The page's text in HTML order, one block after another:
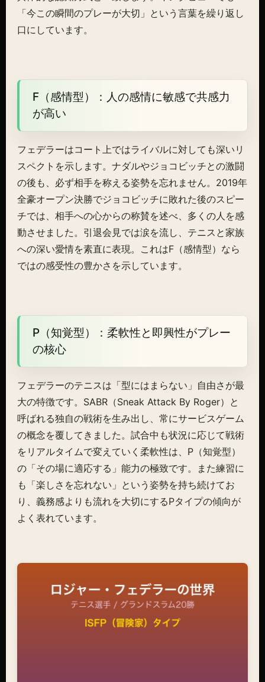
「今この瞬間のプレーが大切」という言葉を繰り返し
口にしています。
F（感情型）：人の感情に敏感で共感力
が高い
フェデラーはコート上ではライバルに対しても深いリ
スペクトを示します。ナダルやジョコビッチとの激闘
の後も、必ず相手を称える姿勢を忘れません。2019年
全豪オープン決勝でジョコビッチに敗れた後のスピー
チでは、相手への心からの称賛を述べ、多くの人を感
動させました。引退会見では涙を流し、テニスと家族
への深い愛情を素直に表現。これはF（感情型）なら
ではの感受性の豊かさを示しています。
P（知覚型）：柔軟性と即興性がプレー
の核心
フェデラーのテニスは「型にはまらない」自由さが最
大の特徴です。SABR（Sneak Attack By Roger）と
呼ばれる独自の戦術を生み出し、常にサービスゲーム
の概念を覆してきました。試合中も状況に応じて戦術
をリアルタイムで変えていく柔軟性は、P（知覚型）
の「その場に適応する」能力の極致です。また練習に
も「楽しさを忘れない」という姿勢を持ち続けてお
り、義務感よりも流れを大切にするPタイプの傾向が
よく表れています。